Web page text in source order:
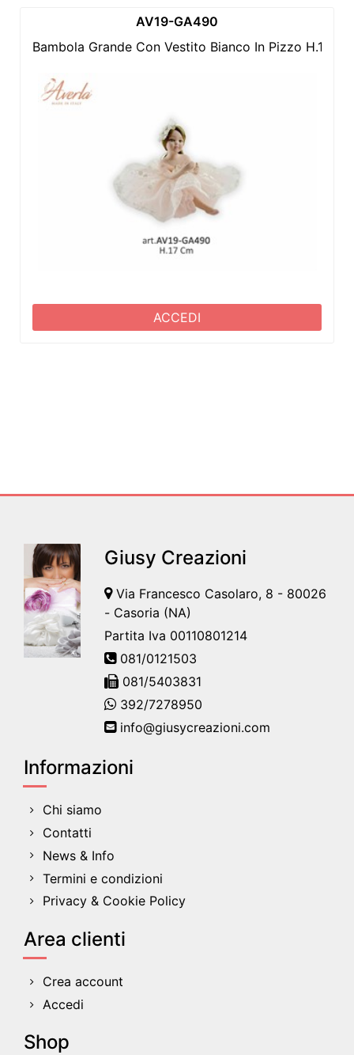
AV19-GA490
Bambola Grande Con Vestito Bianco In Pizzo H.17
ACCEDI
Giusy Creazioni
Via Francesco Casolaro, 8 - 80026
- Casoria (NA)
Partita Iva 00110801214
081/0121503
081/5403831
392/7278950
info@giusycreazioni.com
Informazioni
Chi siamo
Contatti
News & Info
Termini e condizioni
Privacy & Cookie Policy
Area clienti
Crea account
Accedi
Shop